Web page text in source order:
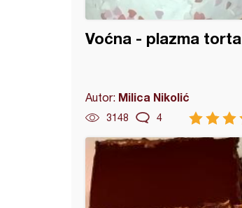
Voćna - plazma torta
Autor: Milica Nikolić
3148 4